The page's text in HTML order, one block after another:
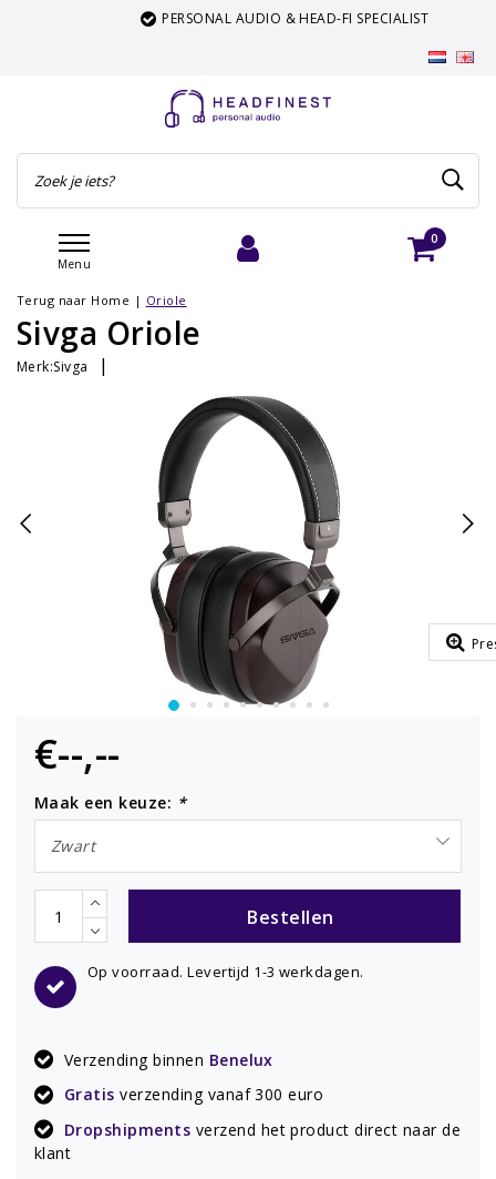
PERSONAL AUDIO & HEAD-FI SPECIALIST
Menu
0
Terug naar Home | Oriole
Sivga Oriole
Merk:Sivga |
€--,--
Maak een keuze: *
Zwart
Bestellen
Op voorraad. Levertijd 1-3 werkdagen.
Verzending binnen Benelux
Gratis verzending vanaf 300 euro
Dropshipments verzend het product direct naar de
klant